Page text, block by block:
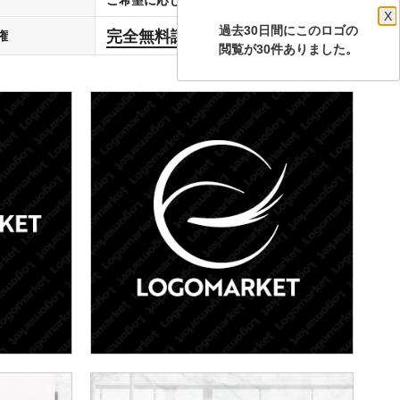
完全無料譲渡 します
過去30日間にこのロゴの
X
閲覧が30件ありました。